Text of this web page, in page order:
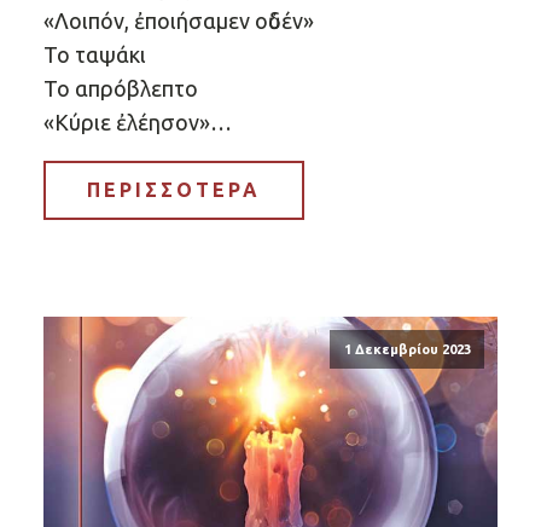
«Λοιπόν, ἐποιήσαμεν οὐδέν»
Το ταψάκι
Το απρόβλεπτο
«Κύριε ἐλέησον»…
ΠΕΡΙΣΣΟΤΕΡΑ
1 Δεκεμβρίου 2023